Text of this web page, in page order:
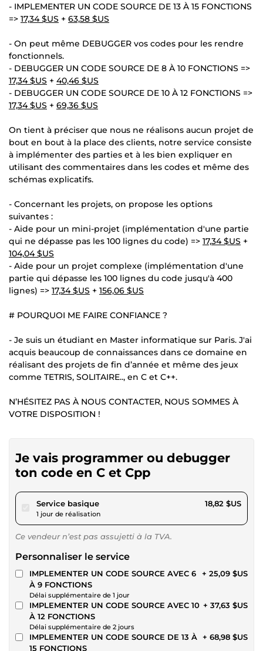
- IMPLEMENTER UN CODE SOURCE DE 13 À 15 FONCTIONS
=> 17,34 $US + 63,58 $US
- On peut même DEBUGGER vos codes pour les rendre
fonctionnels.
- DEBUGGER UN CODE SOURCE DE 8 À 10 FONCTIONS =>
17,34 $US + 40,46 $US
- DEBUGGER UN CODE SOURCE DE 10 À 12 FONCTIONS =>
17,34 $US + 69,36 $US
On tient à préciser que nous ne réalisons aucun projet de
bout en bout à la place des clients, notre service consiste
à implémenter des parties et à les bien expliquer en
utilisant des commentaires dans les codes et même des
schémas explicatifs.
- Concernant les projets, on propose les options
suivantes :
- Aide pour un mini-projet (implémentation d'une partie
qui ne dépasse pas les 100 lignes du code) => 17,34 $US +
104,04 $US
- Aide pour un projet complexe (implémentation d'une
partie qui dépasse les 100 lignes du code jusqu'à 400
lignes) => 17,34 $US + 156,06 $US
# POURQUOI ME FAIRE CONFIANCE ?
- Je suis un étudiant en Master informatique sur Paris. J'ai
acquis beaucoup de connaissances dans ce domaine en
réalisant des projets de fin d’année et même des jeux
comme TETRIS, SOLITAIRE.., en C et C++.
N’HÉSITEZ PAS À NOUS CONTACTER, NOUS SOMMES À
VOTRE DISPOSITION !
Je vais programmer ou debugger
ton code en C et Cpp
Service basiquepour 17,34 $US
1 jour de réalisation
18,82 $US
Ce vendeur n’est pas assujetti à la TVA.
Personnaliser le service
IMPLEMENTER UN CODE SOURCE AVEC 6
À 9 FONCTIONS
Délai supplémentaire de 1 jour
+ 25,09 $US
IMPLEMENTER UN CODE SOURCE AVEC 10
À 12 FONCTIONS
Délai supplémentaire de 2 jours
+ 37,63 $US
IMPLEMENTER UN CODE SOURCE DE 13 À
15 FONCTIONS
+ 68,98 $US